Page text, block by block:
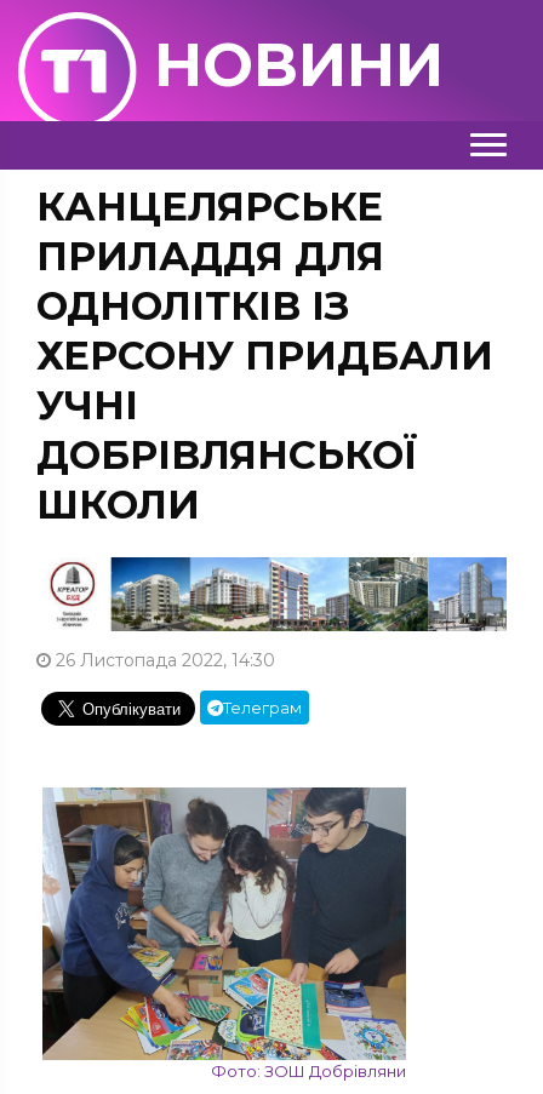
НОВИНИ
КАНЦЕЛЯРСЬКЕ
ПРИЛАДДЯ ДЛЯ
ОДНОЛІТКІВ ІЗ
ХЕРСОНУ ПРИДБАЛИ
УЧНІ
ДОБРІВЛЯНСЬКОЇ
ШКОЛИ
26 Листопада 2022, 14:30
Телеграм
Фото: ЗОШ Добрівляни